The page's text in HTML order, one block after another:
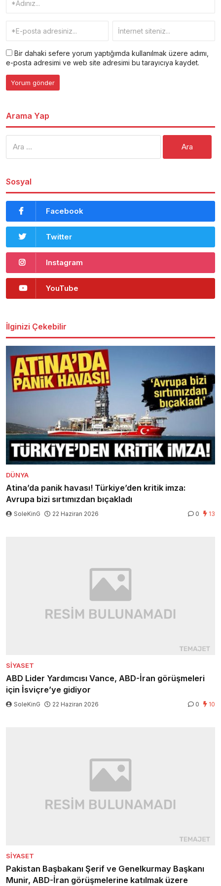
Bir dahaki sefere yorum yaptığımda kullanılmak üzere adımı,
e-posta adresimi ve web site adresimi bu tarayıcıya kaydet.
Arama Yap
Sosyal
Facebook
Twitter
Instagram
YouTube
İlginizi Çekebilir
DÜNYA
Atina’da panik havası! Türkiye’den kritik imza:
Avrupa bizi sırtımızdan bıçakladı
SoleKinG 22 Haziran 2026 0 13
SIYASET
ABD Lider Yardımcısı Vance, ABD-İran görüşmeleri
için İsviçre’ye gidiyor
SoleKinG 22 Haziran 2026 0 10
SIYASET
Pakistan Başbakanı Şerif ve Genelkurmay Başkanı
Munir, ABD-İran görüşmelerine katılmak üzere